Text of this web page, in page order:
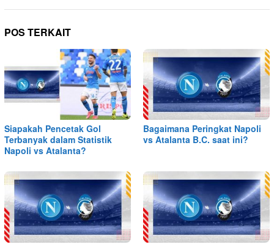
POS TERKAIT
Siapakah Pencetak Gol
Terbanyak dalam Statistik
Napoli vs Atalanta?
Bagaimana Peringkat Napoli
vs Atalanta B.C. saat ini?